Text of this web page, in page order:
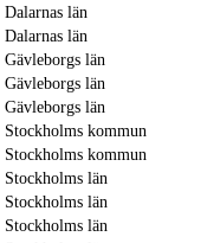
Dalarnas län
Dalarnas län
Gävleborgs län
Gävleborgs län
Gävleborgs län
Stockholms kommun
Stockholms kommun
Stockholms län
Stockholms län
Stockholms län